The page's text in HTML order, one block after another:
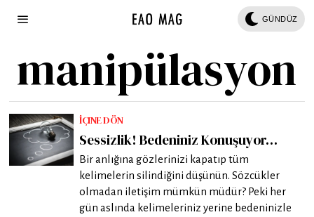
GÜNDÜZ
manipülasyon
İÇINE DÖN
Sessizlik! Bedeniniz Konuşuyor…
Bir anlığına gözlerinizi kapatıp tüm
kelimelerin silindiğini düşünün. Sözcükler
olmadan iletişim mümkün müdür? Peki her
gün aslında kelimeleriniz yerine bedeninizle